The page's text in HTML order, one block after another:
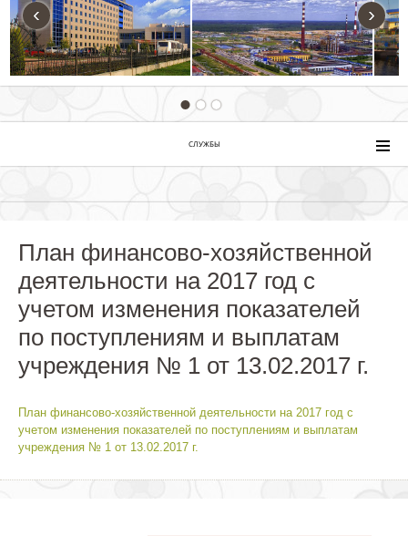
‹ ›
СЛУЖБЫ
План финансово-хозяйственной
деятельности на 2017 год с
учетом изменения показателей
по поступлениям и выплатам
учреждения № 1 от 13.02.2017 г.
План финансово-хозяйственной деятельности на 2017 год с
учетом изменения показателей по поступлениям и выплатам
учреждения № 1 от 13.02.2017 г.